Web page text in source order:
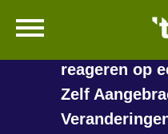
Naar hoofdinhoud
Naar hoofdnavigatiemenu
Naar zoeken
Ga naar Hoofd
langer duren
reageren op
Zelf